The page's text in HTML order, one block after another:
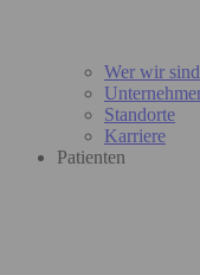
Wer wir sind
Standorte
Karriere
Patienten